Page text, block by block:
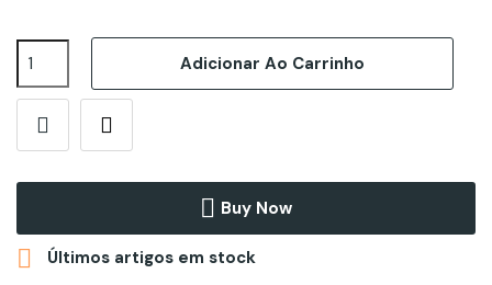
Adicionar Ao Carrinho
Buy Now
 Últimos artigos em stock